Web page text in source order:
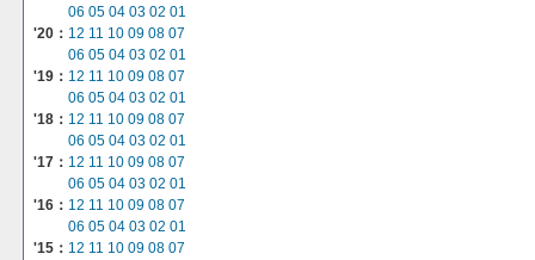
06 05 04 03 02 01
'20： 12 11 10 09 08 07
06 05 04 03 02 01
'19： 12 11 10 09 08 07
06 05 04 03 02 01
'18： 12 11 10 09 08 07
06 05 04 03 02 01
'17： 12 11 10 09 08 07
06 05 04 03 02 01
'16： 12 11 10 09 08 07
06 05 04 03 02 01
'15： 12 11 10 09 08 07